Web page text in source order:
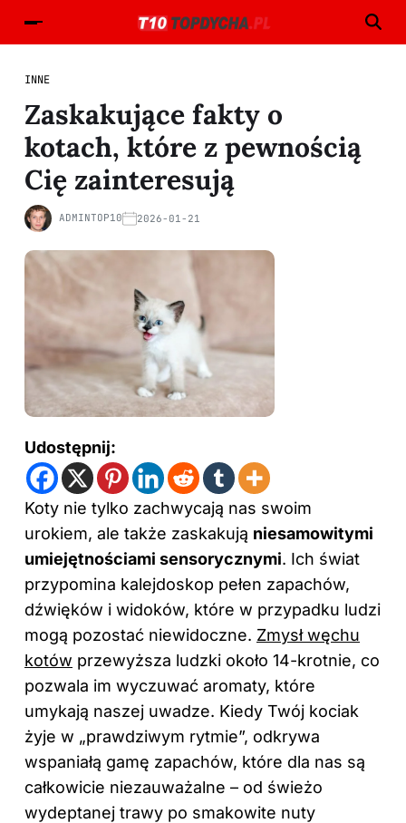
INNE
Zaskakujące fakty o
kotach, które z pewnością
Cię zainteresują
ADMINTOP10 2026-01-21
Udostępnij:
Koty nie tylko zachwycają nas swoim
urokiem, ale także zaskakują niesamowitymi
umiejętnościami sensorycznymi. Ich świat
przypomina kalejdoskop pełen zapachów,
dźwięków i widoków, które w przypadku ludzi
mogą pozostać niewidoczne. Zmysł węchu
kotów przewyższa ludzki około 14-krotnie, co
pozwala im wyczuwać aromaty, które
umykają naszej uwadze. Kiedy Twój kociak
żyje w „prawdziwym rytmie”, odkrywa
wspaniałą gamę zapachów, które dla nas są
całkowicie niezauważalne – od świeżo
wydeptanej trawy po smakowite nuty